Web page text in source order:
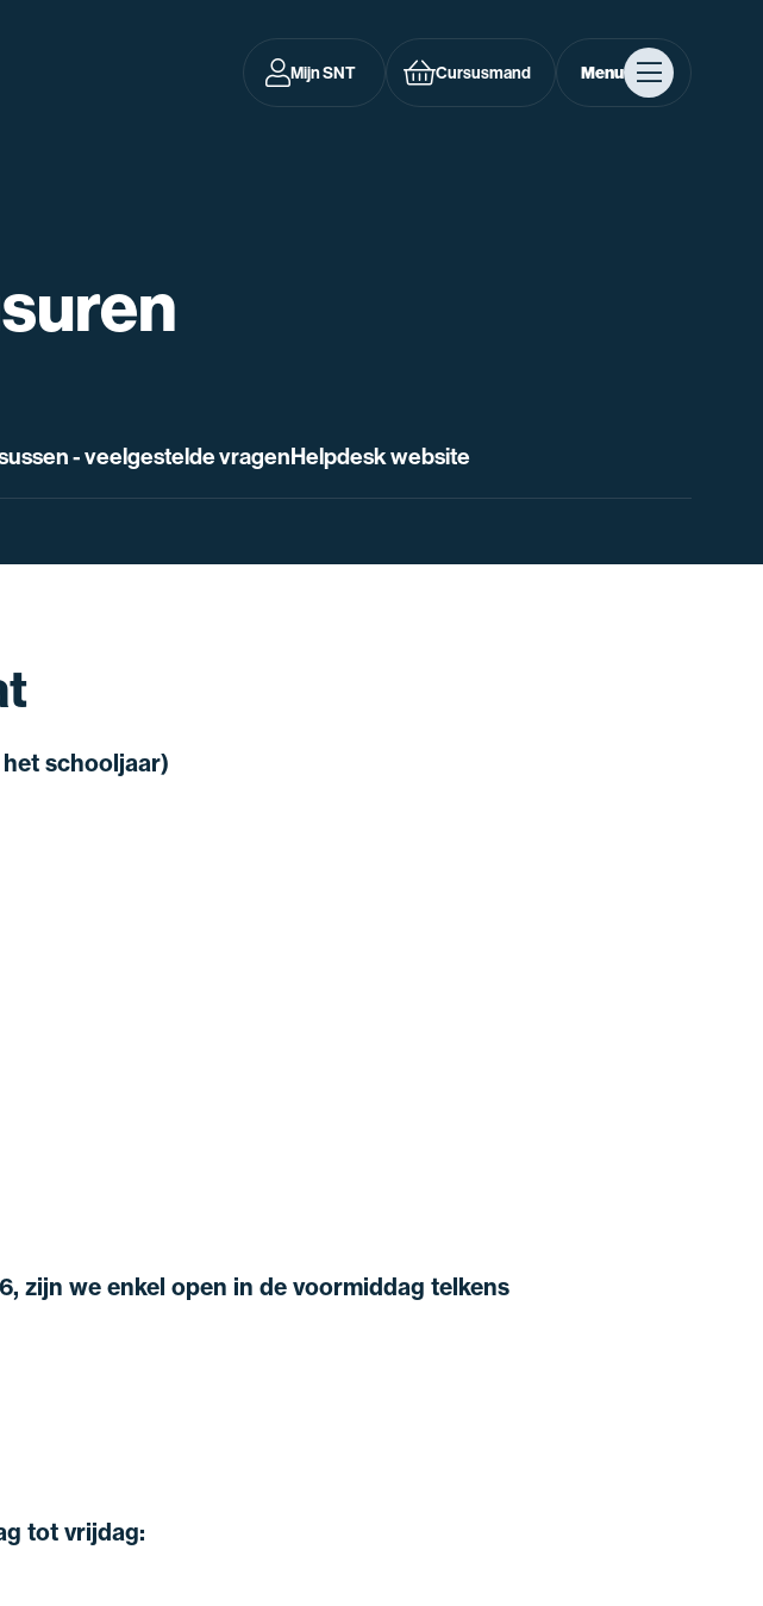
Mijn SNT Cursusmand Menu
- veelgestelde vragenHelpdesk website
schooljaar)
zijn we enkel open in de voormiddag telkens
tot vrijdag: